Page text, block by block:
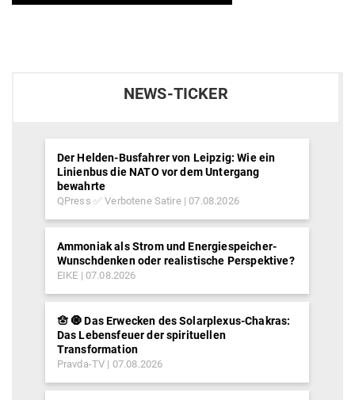
NEWS-TICKER
Der Helden-Busfahrer von Leipzig: Wie ein
Linienbus die NATO vor dem Untergang
bewahrte
QPress ✅ Verbotene Satire 07.08.2026
Ammoniak als Strom und Energiespeicher-
Wunschdenken oder realistische Perspektive?
EIKE 07.08.2026
🪬 🧿 Das Erwecken des Solarplexus-Chakras:
Das Lebensfeuer der spirituellen
Transformation
Pravda-TV 07.08.2026